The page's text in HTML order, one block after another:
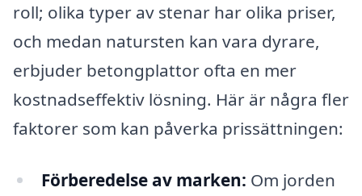
roll; olika typer av stenar har olika priser,
och medan natursten kan vara dyrare,
erbjuder betongplattor ofta en mer
kostnadseffektiv lösning. Här är några fler
faktorer som kan påverka prissättningen:
Förberedelse av marken: Om jorden